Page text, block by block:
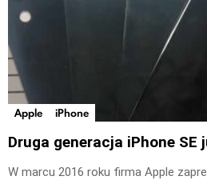
Apple iPhone
Druga generacja iPhone SE
W marcu 2016 roku firma Apple